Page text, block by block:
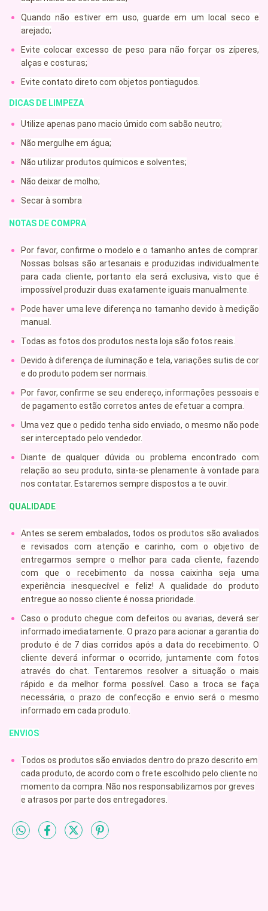
Quando não estiver em uso, guarde em um local seco e
arejado;
Evite colocar excesso de peso para não forçar os zíperes,
alças e costuras;
Evite contato direto com objetos pontiagudos.
DICAS DE LIMPEZA
Utilize apenas pano macio úmido com sabão neutro;
Não mergulhe em água;
Não utilizar produtos químicos e solventes;
Não deixar de molho;
Secar à sombra
NOTAS DE COMPRA
Por favor, confirme o modelo e o tamanho antes de comprar.
Nossas bolsas são artesanais e produzidas individualmente
para cada cliente, portanto ela será exclusiva, visto que é
impossível produzir duas exatamente iguais manualmente.
Pode haver uma leve diferença no tamanho devido à medição
manual.
Todas as fotos dos produtos nesta loja são fotos reais.
Devido à diferença de iluminação e tela, variações sutis de cor
e do produto podem ser normais.
Por favor, confirme se seu endereço, informações pessoais e
de pagamento estão corretos antes de efetuar a compra.
Uma vez que o pedido tenha sido enviado, o mesmo não pode
ser interceptado pelo vendedor.
Diante de qualquer dúvida ou problema encontrado com
relação ao seu produto, sinta-se plenamente à vontade para
nos contatar. Estaremos sempre dispostos a te ouvir.
QUALIDADE
Antes se serem embalados, todos os produtos são avaliados
e revisados com atenção e carinho, com o objetivo de
entregarmos sempre o melhor para cada cliente, fazendo
com que o recebimento da nossa caixinha seja uma
experiência inesquecível e feliz! A qualidade do produto
entregue ao nosso cliente é nossa prioridade.
Caso o produto chegue com defeitos ou avarias, deverá ser
informado imediatamente. O prazo para acionar a garantia do
produto é de 7 dias corridos após a data do recebimento. O
cliente deverá informar o ocorrido, juntamente com fotos
através do chat. Tentaremos resolver a situação o mais
rápido e da melhor forma possível. Caso a troca se faça
necessária, o prazo de confecção e envio será o mesmo
informado em cada produto.
ENVIOS
Todos os produtos são enviados dentro do prazo descrito em
cada produto, de acordo com o frete escolhido pelo cliente no
momento da compra. Não nos responsabilizamos por greves
e atrasos por parte dos entregadores.